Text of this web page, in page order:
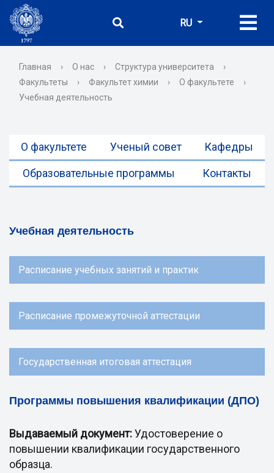
RU
Главная › О нас › Структура университета
›
Факультеты
› Факультет химии › О факультете
›
Учебная деятельность
О факультете Ученый совет Кафедры
Образовательные программы Контакты
Учебная деятельность
Расписание учебных занятий и практик
Расписание промежуточной аттестации
Государственная итоговая аттестация
Программы повышения квалификации (ДПО)
Выдаваемый документ:Удостоверение о
повышении квалификации государственного
образца.